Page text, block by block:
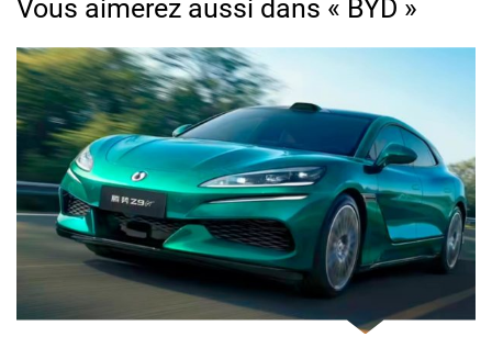
Vous aimerez aussi dans « BYD »